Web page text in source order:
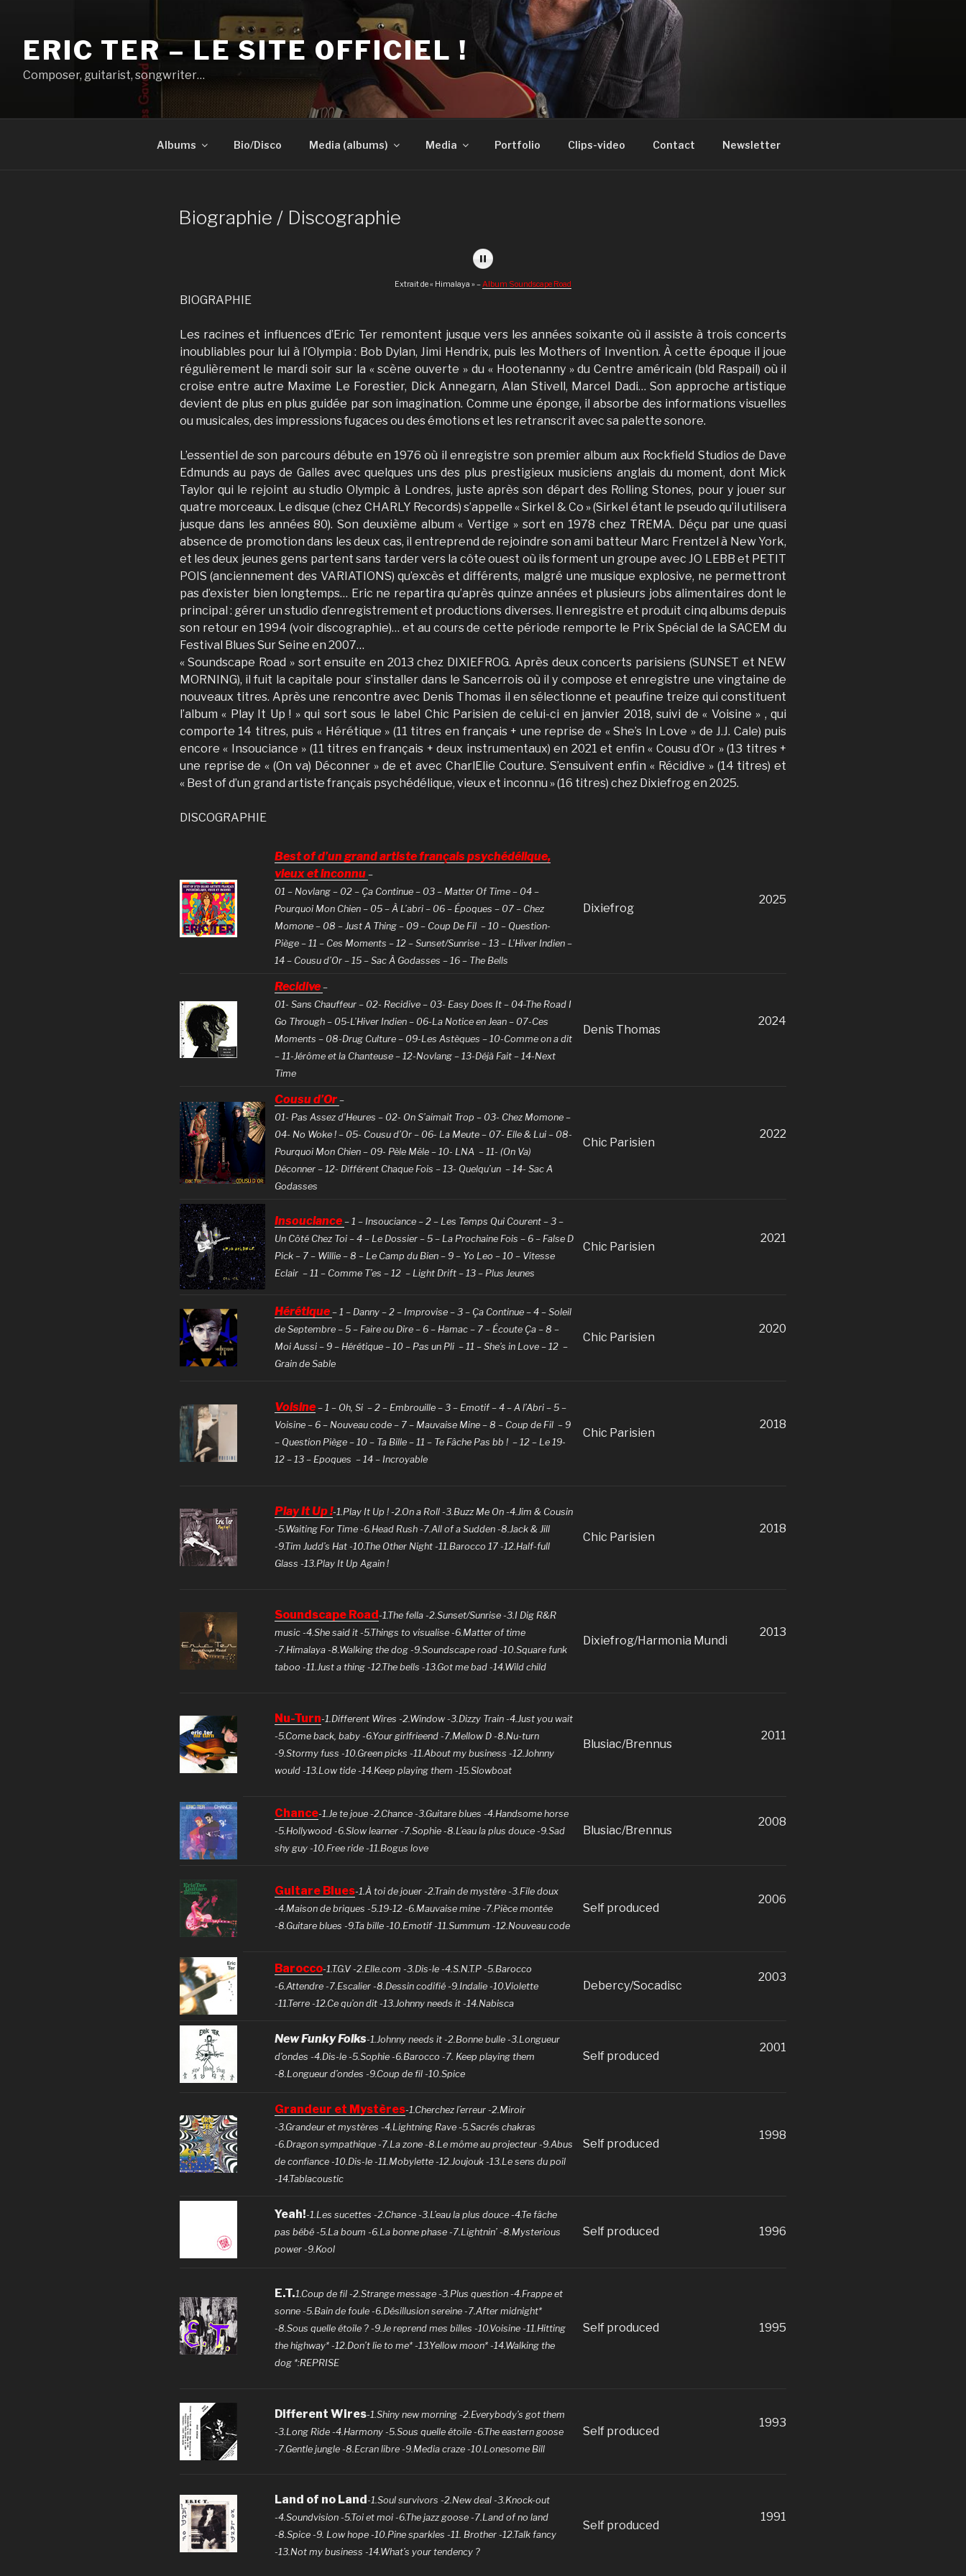
contenu
principalERIC TER – LE SITE OFFICIEL !
Composer, guitarist, songwriter…
Albums Bio/Disco Media (albums) Media Portfolio Clips-video Contact Newsletter
Biographie / Discographie
Extrait de « Himalaya » –Album Soundscape Road
BIOGRAPHIE
Les racines et influences d’Eric Ter remontent jusque vers les années soixante où il assiste à trois concerts
inoubliables pour lui à l’Olympia : Bob Dylan, Jimi Hendrix, puis les Mothers of Invention. À cette époque il joue
régulièrement le mardi soir sur la « scène ouverte » du « Hootenanny » du Centre américain (bld Raspail) où il
croise entre autre Maxime Le Forestier, Dick Annegarn, Alan Stivell, Marcel Dadi… Son approche artistique
devient de plus en plus guidée par son imagination. Comme une éponge, il absorbe des informations visuelles
ou musicales, des impressions fugaces ou des émotions et les retranscrit avec sa palette sonore.
L’essentiel de son parcours débute en 1976 où il enregistre son premier album aux Rockfield Studios de Dave
Edmunds au pays de Galles avec quelques uns des plus prestigieux musiciens anglais du moment, dont Mick
Taylor qui le rejoint au studio Olympic à Londres, juste après son départ des Rolling Stones, pour y jouer sur
quatre morceaux. Le disque (chez CHARLY Records) s’appelle « Sirkel & Co » (Sirkel étant le pseudo qu’il utilisera
jusque dans les années 80). Son deuxième album « Vertige » sort en 1978 chez TREMA. Déçu par une quasi
absence de promotion dans les deux cas, il entreprend de rejoindre son ami batteur Marc Frentzel à New York,
et les deux jeunes gens partent sans tarder vers la côte ouest où ils forment un groupe avec JO LEBB et PETIT
POIS (anciennement des VARIATIONS) qu’excès et différents, malgré une musique explosive, ne permettront
pas d’exister bien longtemps… Eric ne repartira qu’après quinze années et plusieurs jobs alimentaires dont le
principal : gérer un studio d’enregistrement et productions diverses. Il enregistre et produit cinq albums depuis
son retour en 1994 (voir discographie)… et au cours de cette période remporte le Prix Spécial de la SACEM du
Festival Blues Sur Seine en 2007…
« Soundscape Road » sort ensuite en 2013 chez DIXIEFROG. Après deux concerts parisiens (SUNSET et NEW
MORNING), il fuit la capitale pour s’installer dans le Sancerrois où il y compose et enregistre une vingtaine de
nouveaux titres. Après une rencontre avec Denis Thomas il en sélectionne et peaufine treize qui constituent
l’album « Play It Up ! » qui sort sous le label Chic Parisien de celui-ci en janvier 2018, suivi de « Voisine » , qui
comporte 14 titres, puis « Hérétique » (11 titres en français + une reprise de « She’s In Love » de J.J. Cale) puis
encore « Insouciance » (11 titres en français + deux instrumentaux) en 2021 et enfin « Cousu d’Or » (13 titres +
une reprise de « (On va) Déconner » de et avec CharlElie Couture. S’ensuivent enfin « Récidive » (14 titres) et
« Best of d’un grand artiste français psychédélique, vieux et inconnu » (16 titres) chez Dixiefrog en 2025.
DISCOGRAPHIE
Best of d’un grand artiste français psychédélique,
vieux et inconnu –
01 – Novlang – 02 – Ça Continue – 03 – Matter Of Time – 04 –
Pourquoi Mon Chien – 05 – À L’abri – 06 – Époques – 07 – Chez
Momone – 08 – Just A Thing – 09 – Coup De Fil – 10 – Question-
Piège – 11 – Ces Moments – 12 – Sunset/Sunrise – 13 – L’Hiver Indien –
14 – Cousu d’Or – 15 – Sac À Godasses – 16 – The Bells
Dixiefrog
2025
Recidive –
01- Sans Chauffeur – 02- Recidive – 03- Easy Does It – 04-The Road I
Go Through – 05-L’Hiver Indien – 06-La Notice en Jean – 07-Ces
Moments – 08-Drug Culture – 09-Les Astèques – 10-Comme on a dit
– 11-Jérôme et la Chanteuse – 12-Novlang – 13-Déjà Fait – 14-Next
Time
Denis Thomas
2024
Cousu d’Or–
01- Pas Assez d’Heures – 02- On S’aimait Trop – 03- Chez Momone –
04- No Woke ! – 05- Cousu d’Or – 06- La Meute – 07- Elle & Lui – 08-
Pourquoi Mon Chien – 09- Pèle Mêle – 10- LNA – 11- (On Va)
Déconner – 12- Différent Chaque Fois – 13- Quelqu’un – 14- Sac A
Godasses
Chic Parisien
2022
Insouciance – 1 – Insouciance – 2 – Les Temps Qui Courent – 3 –
Un Côté Chez Toi – 4 – Le Dossier – 5 – La Prochaine Fois – 6 – False D
Pick – 7 – Willie – 8 – Le Camp du Bien – 9 – Yo Leo – 10 – Vitesse
Eclair – 11 – Comme T’es – 12 – Light Drift – 13 – Plus Jeunes
Chic Parisien
2021
Hérétique – 1 – Danny – 2 – Improvise – 3 – Ça Continue – 4 – Soleil
de Septembre – 5 – Faire ou Dire – 6 – Hamac – 7 – Écoute Ça – 8 –
Moi Aussi – 9 – Hérétique – 10 – Pas un Pli – 11 – She’s in Love – 12 –
Grain de Sable
Chic Parisien
2020
Voisine– 1 – Oh, Si – 2 – Embrouille – 3 – Emotif – 4 – A l’Abri – 5 –
Voisine – 6 – Nouveau code – 7 – Mauvaise Mine – 8 – Coup de Fil – 9
– Question Piège – 10 – Ta Bille – 11 – Te Fâche Pas bb ! – 12 – Le 19-
12 – 13 – Epoques – 14 – Incroyable
Chic Parisien
2018
Play It Up !-1.Play It Up ! -2.On a Roll -3.Buzz Me On -4.Jim & Cousin
-5.Waiting For Time -6.Head Rush -7.All of a Sudden -8.Jack & Jill
-9.Tim Judd’s Hat -10.The Other Night -11.Barocco 17 -12.Half-full
Glass -13.Play It Up Again !
Chic Parisien
2018
Soundscape Road-1.The fella -2.Sunset/Sunrise -3.I Dig R&R
music -4.She said it -5.Things to visualise -6.Matter of time
-7.Himalaya -8.Walking the dog -9.Soundscape road -10.Square funk
taboo -11.Just a thing -12.The bells -13.Got me bad -14.Wild child
Dixiefrog/Harmonia Mundi
2013
Nu-Turn-1.Different Wires -2.Window -3.Dizzy Train -4.Just you wait
-5.Come back, baby -6.Your girlfrieend -7.Mellow D -8.Nu-turn
-9.Stormy fuss -10.Green picks -11.About my business -12.Johnny
would -13.Low tide -14.Keep playing them -15.Slowboat
Blusiac/Brennus
2011
Chance-1.Je te joue -2.Chance -3.Guitare blues -4.Handsome horse
-5.Hollywood -6.Slow learner -7.Sophie -8.L’eau la plus douce -9.Sad
shy guy -10.Free ride -11.Bogus love
Blusiac/Brennus
2008
Guitare Blues-1.À toi de jouer -2.Train de mystère -3.File doux
-4.Maison de briques -5.19-12 -6.Mauvaise mine -7.Pièce montée
-8.Guitare blues -9.Ta bille -10.Emotif -11.Summum -12.Nouveau code
Self produced
2006
Barocco-1.T.G.V -2.Elle.com -3.Dis-le -4.S.N.T.P -5.Barocco
-6.Attendre -7.Escalier -8.Dessin codifié -9.Indalie -10.Violette
-11.Terre -12.Ce qu’on dit -13.Johnny needs it -14.Nabisca
Debercy/Socadisc
2003
New Funky Folks-1.Johnny needs it -2.Bonne bulle -3.Longueur
d’ondes -4.Dis-le -5.Sophie -6.Barocco -7. Keep playing them
-8.Longueur d’ondes -9.Coup de fil -10.Spice
Self produced
2001
Grandeur et Mystères-1.Cherchez l’erreur -2.Miroir
-3.Grandeur et mystères -4.Lightning Rave -5.Sacrés chakras
-6.Dragon sympathique -7.La zone -8.Le môme au projecteur -9.Abus
de confiance -10.Dis-le -11.Mobylette -12.Joujouk -13.Le sens du poil
-14.Tablacoustic
Self produced
1998
Yeah!-1.Les sucettes -2.Chance -3.L’eau la plus douce -4.Te fâche
pas bébé -5.La boum -6.La bonne phase -7.Lightnin’ -8.Mysterious
power -9.Kool
Self produced 1996
E.T.1.Coup de fil -2.Strange message -3.Plus question -4.Frappe et
sonne -5.Bain de foule -6.Désillusion sereine -7.After midnight*
-8.Sous quelle étoile ? -9.Je reprend mes billes -10.Voisine -11.Hitting
the highway* -12.Don’t lie to me* -13.Yellow moon* -14.Walking the
dog *:REPRISE
Self produced 1995
Different Wires-1.Shiny new morning -2.Everybody’s got them
-3.Long Ride -4.Harmony -5.Sous quelle étoile -6.The eastern goose
-7.Gentle jungle -8.Ecran libre -9.Media craze -10.Lonesome Bill
Self produced
1993
Land of no Land-1.Soul survivors -2.New deal -3.Knock-out
-4.Soundvision -5.Toi et moi -6.The jazz goose -7.Land of no land
-8.Spice -9. Low hope -10.Pine sparkles -11. Brother -12.Talk fancy
-13.Not my business -14.What’s your tendency ?
Self produced
1991